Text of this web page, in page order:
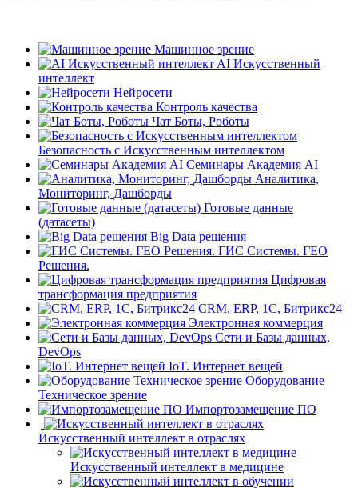
Машинное зрение
AI Искусственный
интеллект
Нейросети
Контроль качества
Чат Боты, Роботы
Безопасность с Искусственным интеллектом
Семинары Академия AI
Аналитика,
Мониторинг, Дашборды
Готовые данные
(датасеты)
Big Data решения
ГИС Системы. ГЕО
Решения.
Цифровая
трансформация предприятия
CRM, ERP, 1C, Битрикс24
Электронная коммерция
Сети и Базы данных,
DevOps
IoT. Интернет вещей
Оборудование
Техническое зрение
Импортозамещение ПО
Искусственный интеллект в отраслях
Искусственный интеллект в медицине